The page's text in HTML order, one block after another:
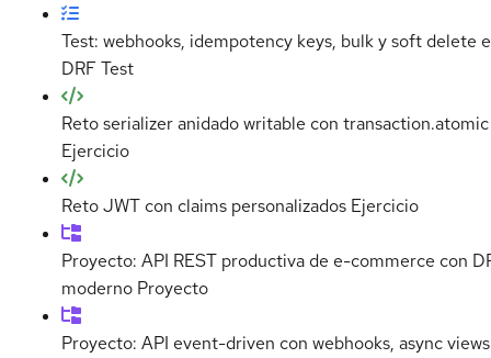
Test: webhooks, idempotency keys, bulk y soft delete
DRF Test
Reto serializer anidado writable con transaction.atomic
Ejercicio
Reto JWT con claims personalizados Ejercicio
Proyecto: API REST productiva de e-commerce con
moderno Proyecto
Proyecto: API event-driven con webhooks, async